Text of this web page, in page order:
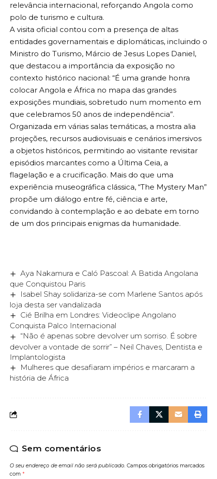
relevância internacional, reforçando Angola como
polo de turismo e cultura.
A visita oficial contou com a presença de altas
entidades governamentais e diplomáticas, incluindo o
Ministro do Turismo, Márcio de Jesus Lopes Daniel,
que destacou a importância da exposição no
contexto histórico nacional: “É uma grande honra
colocar Angola e África no mapa das grandes
exposições mundiais, sobretudo num momento em
que celebramos 50 anos de independência”.
Organizada em várias salas temáticas, a mostra alia
projeções, recursos audiovisuais e cenários imersivos
a objetos históricos, permitindo ao visitante revisitar
episódios marcantes como a Última Ceia, a
flagelação e a crucificação. Mais do que uma
experiência museográfica clássica, “The Mystery Man”
propõe um diálogo entre fé, ciência e arte,
convidando à contemplação e ao debate em torno
de um dos principais enigmas da humanidade.
Aya Nakamura e Caló Pascoal: A Batida Angolana
que Conquistou Paris
Isabel Shay solidariza-se com Marlene Santos após
loja desta ser vandalizada
Cié Brilha em Londres: Videoclipe Angolano
Conquista Palco Internacional
“Não é apenas sobre devolver um sorriso. É sobre
devolver a vontade de sorrir” – Neil Chaves, Dentista e
Implantologista
Mulheres que desafiaram impérios e marcaram a
história de África
Sem comentários
O seu endereço de email não será publicado. Campos obrigatórios marcados
com *